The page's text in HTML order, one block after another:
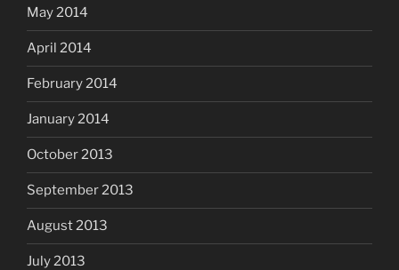
May 2014
April 2014
February 2014
January 2014
October 2013
September 2013
August 2013
July 2013